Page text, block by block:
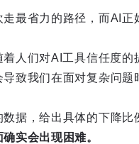
最省力的路径，而AI正
人们对AI工具信任度
致我们在面对复杂问题
据，给出具体的下降比
实会出现困难。